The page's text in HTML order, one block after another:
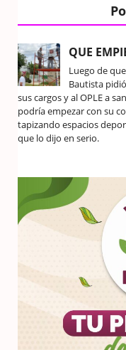
QUE
Luego de
Bautista
sus cargos y al OPLE a
podría empezar con su
tapizando espacios
que lo dijo en serio.